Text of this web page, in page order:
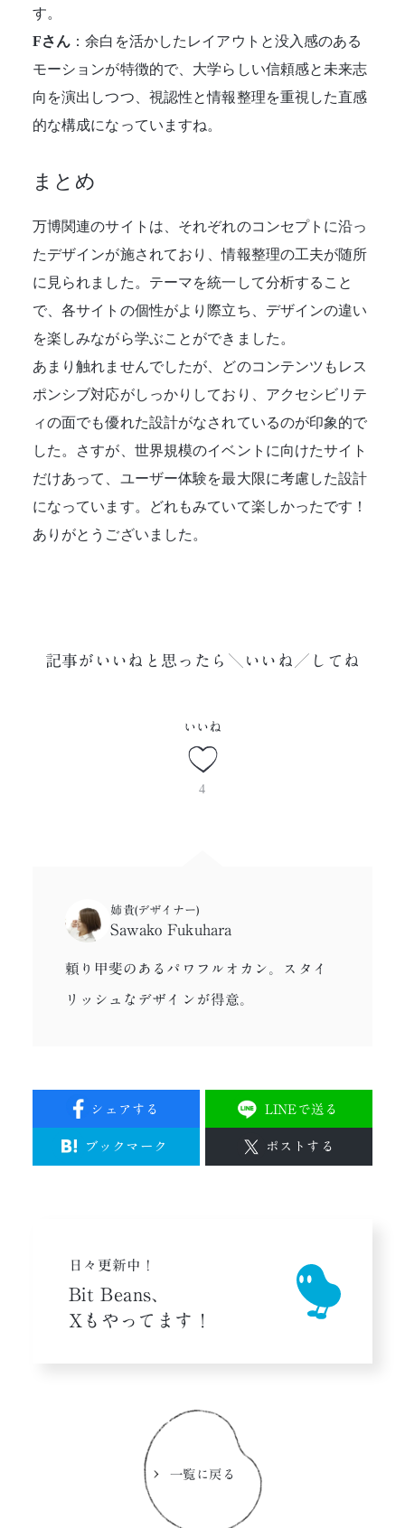
す。
Fさん ：余白を活かしたレイアウトと没入感のある
モーションが特徴的で、大学らしい信頼感と未来志
向を演出しつつ、視認性と情報整理を重視した直感
的な構成になっていますね。
まとめ
万博関連のサイトは、それぞれのコンセプトに沿っ
たデザインが施されており、情報整理の工夫が随所
に見られました。テーマを統一して分析すること
で、各サイトの個性がより際立ち、デザインの違い
を楽しみながら学ぶことができました。
あまり触れませんでしたが、どのコンテンツもレス
ポンシブ対応がしっかりしており、アクセシビリテ
ィの面でも優れた設計がなされているのが印象的で
した。さすが、世界規模のイベントに向けたサイト
だけあって、ユーザー体験を最大限に考慮した設計
になっています。どれもみていて楽しかったです！
ありがとうございました。
記事がいいねと思ったら＼いいね／してね
いいね
4
姉貴(デザイナー)
Sawako Fukuhara
頼り甲斐のあるパワフルオカン。スタイ
リッシュなデザインが得意。
シェアする LINEで送る
ブックマーク ポストする
日々更新中！
Bit Beans、
Xもやってます！
一覧に戻る